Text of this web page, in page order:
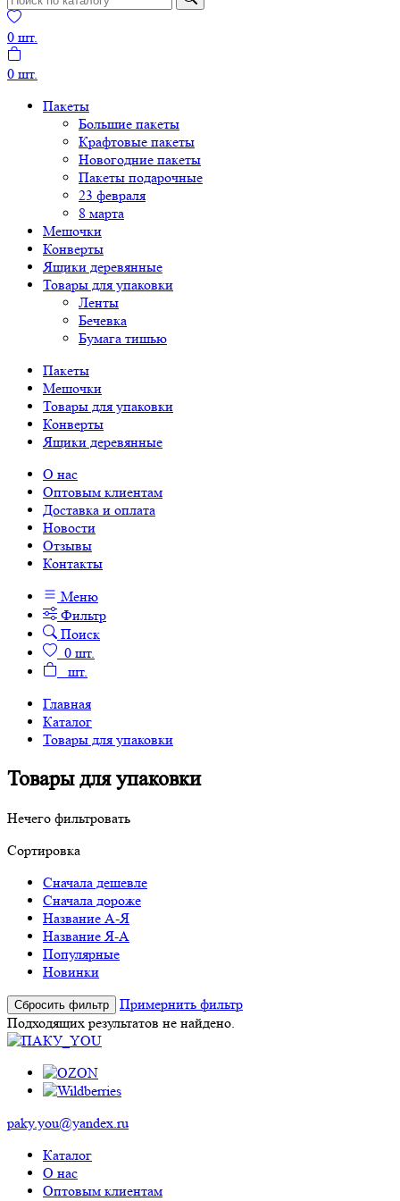
0 шт.
0 шт.
Пакеты
Большие пакеты
Крафтовые пакеты
Новогодние пакеты
Пакеты подарочные
23 февраля
8 марта
Мешочки
Конверты
Ящики деревянные
Товары для упаковки
Ленты
Бечевка
Бумага тишью
Пакеты
Мешочки
Товары для упаковки
Конверты
Ящики деревянные
О нас
Оптовым клиентам
Доставка и оплата
Новости
Отзывы
Контакты
Меню
Фильтр
Поиск
0 шт.
шт.
Главная
Каталог
Товары для упаковки
Товары для упаковки
Нечего фильтровать
Сортировка
Сначала дешевле
Сначала дороже
Название А-Я
Название Я-А
Популярные
Новинки
Сбросить фильтр
Примернить фильтр
Подходящих результатов не найдено.
paky.you@yandex.ru
Каталог
О нас
Оптовым клиентам